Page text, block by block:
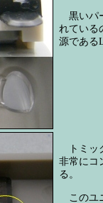
黒いパ
れている
源である
トミ
非常にコ
る。
このユ